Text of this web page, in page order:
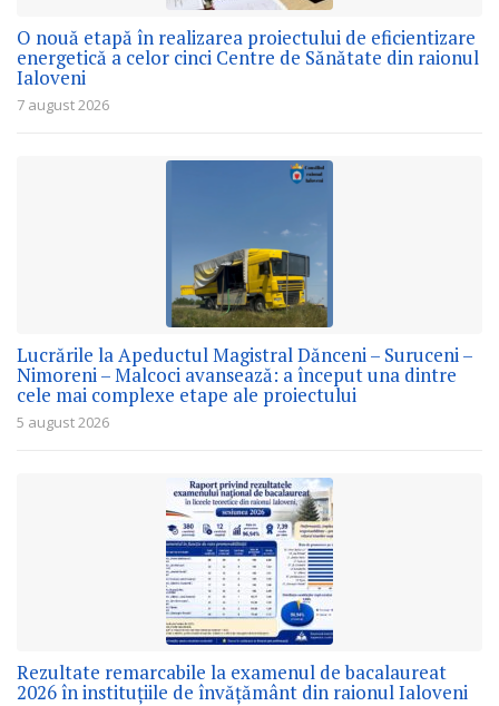
O nouă etapă în realizarea proiectului de eficientizare
energetică a celor cinci Centre de Sănătate din raionul
Ialoveni
7 august 2026
Lucrările la Apeductul Magistral Dănceni – Suruceni –
Nimoreni – Malcoci avansează: a început una dintre
cele mai complexe etape ale proiectului
5 august 2026
Rezultate remarcabile la examenul de bacalaureat
2026 în instituțiile de învățământ din raionul Ialoveni